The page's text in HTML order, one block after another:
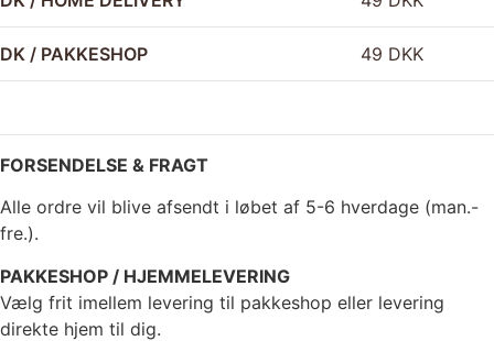
DK / PAKKESHOP 49 DKK
FORSENDELSE & FRAGT
Alle ordre vil blive afsendt i løbet af 5-6 hverdage (man.-
fre.).
PAKKESHOP / HJEMMELEVERING
Vælg frit imellem levering til pakkeshop eller levering
direkte hjem til dig.